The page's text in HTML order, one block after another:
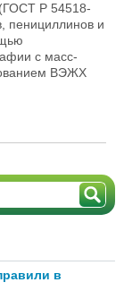
(ГОСТ Р 54518-
пенициллинов и
с масс-
ВЭЖХ
в